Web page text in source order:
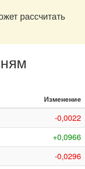
рассчитать
Изменение
-0,0022
+0,0966
-0,0296